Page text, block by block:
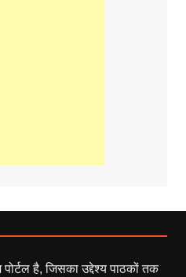
पोर्टल है, जिसका उद्देश्य पाठकों तक